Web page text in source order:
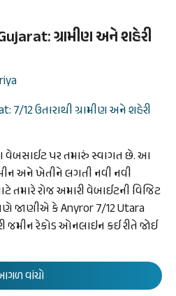
ગ્રામીણ અને શહેરી
આ વેબસાઈટ પર તમારું સ્વાગત છે. આ
અને ખેતીને લગતી નવી નવી
તમારે રોજ અમારી વેબાઈટની વિજિટ
જાણીએ કે Anyror 7/12 Utara
જમીન રેકોડ ઓનલાઇન કઈ રીતે જોઈ
વાંચો